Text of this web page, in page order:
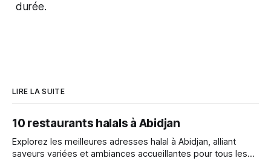
durée.
LIRE LA SUITE
10 restaurants halals à Abidjan
Explorez les meilleures adresses halal à Abidjan, alliant
saveurs variées et ambiances accueillantes pour tous les